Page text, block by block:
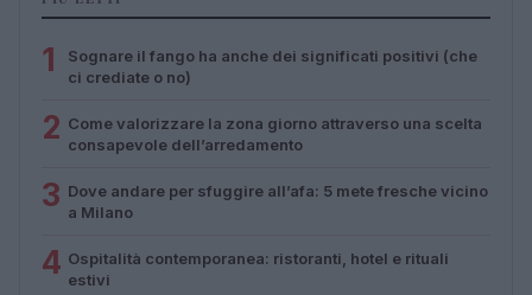
1
Sognare il fango ha anche dei significati positivi (che
ci crediate o no)
2 Come valorizzare la zona giorno attraverso una scelta
consapevole dell’arredamento
3 Dove andare per sfuggire all’afa: 5 mete fresche vicino
a Milano
4 Ospitalità contemporanea: ristoranti, hotel e rituali
estivi